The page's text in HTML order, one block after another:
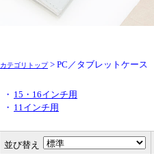
カテゴリトップ> PC／タブレットケース
・ 15・16インチ用
・ 11インチ用
並び替え